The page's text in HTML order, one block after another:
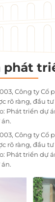
phát
Công ty Cổ
rõ ràng, đầu
Phát triển dự
Công ty Cổ
rõ ràng, đầu
Phát triển dự